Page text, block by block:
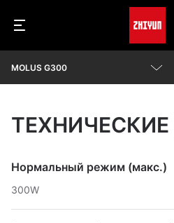
MOLUS G300
Вопросы и ответы
Скачать
Нормальный режим (макс.)
300W